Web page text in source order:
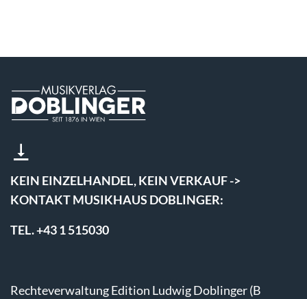
KEIN EINZELHANDEL, KEIN VERKAUF ->
KONTAKT MUSIKHAUS DOBLINGER:
TEL. +43 1 515030
Rechteverwaltung Edition Ludwig Doblinger (B